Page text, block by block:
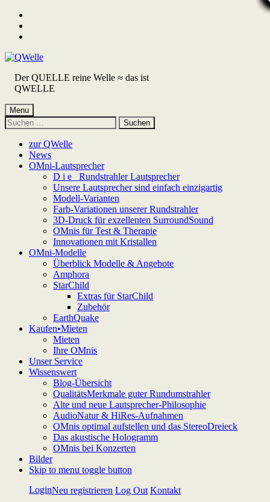
content
footer
Der QUELLE reine Welle ≈ das ist
QWELLE
Menu
Suchen
nach:
zur QWelle
News
OMni-Lautsprecher
D i e Rundstrahler Lautsprecher
Unsere Lautsprecher sind einfach einzigartig
Modell-Varianten
Farb-Variationen unserer Rundstrahler
3D-Druck für exzellenten SurroundSound
OMnis für Test & Therapie
Innovationen mit Kristallen
OMni-Modelle
Überblick Modelle & Angebote
Amphora
StarChild
Extras für StarChild
Zubehör
EarthQuake
Kaufen•Mieten
Mieten
Ihre OMnis
Unser Service
Wissenswert
Blog-Übersicht
QualitätsMerkmale guter Rundumstrahler
Alte und neue Lautsprecher-Philosophie
AudioNatur & HiRes-Aufnahmen
OMnis optimal aufstellen und das StereoDreieck
Das akustische Hologramm
OMnis bei Konzerten
Bilder
Skip to menu toggle button
Neu registrieren
Login Log Out Kontakt